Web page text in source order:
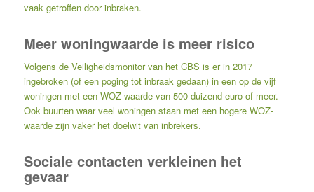
vaak getroffen door inbraken.
Meer woningwaarde is meer risico
Volgens de Veiligheidsmonitor van het CBS is er in 2017
ingebroken (of een poging tot inbraak gedaan) in een op de vijf
woningen met een WOZ-waarde van 500 duizend euro of meer.
Ook buurten waar veel woningen staan met een hogere WOZ-
waarde zijn vaker het doelwit van inbrekers.
Sociale contacten verkleinen het
gevaar